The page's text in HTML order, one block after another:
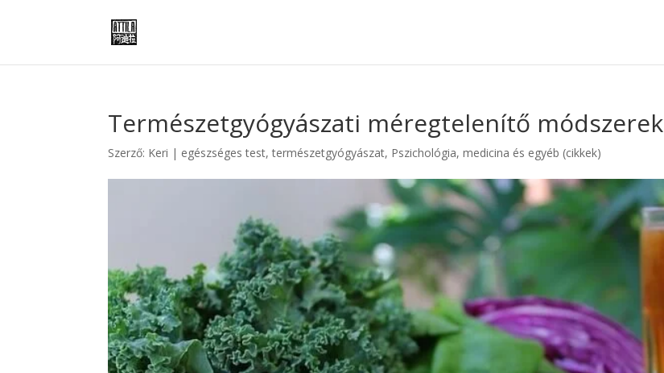
Természetgyógyászati méregtelenítő módszerek
Szerző: Keri | egészséges test, természetgyógyászat, Pszichológia, medicina és egyéb (cikkek)